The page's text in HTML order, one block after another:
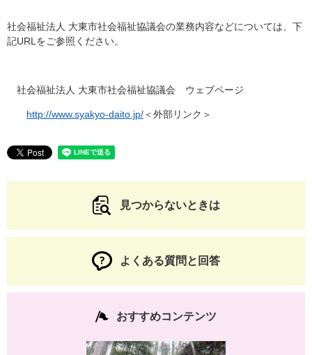
社会福祉法人 大東市社会福祉協議会の業務内容などについては、下
記URLをご参照ください。
社会福祉法人 大東市社会福祉協議会 ウェブページ
http://www.syakyo-daito.jp/＜外部リンク＞
見つからないときは
よくある質問と回答
おすすめコンテンツ